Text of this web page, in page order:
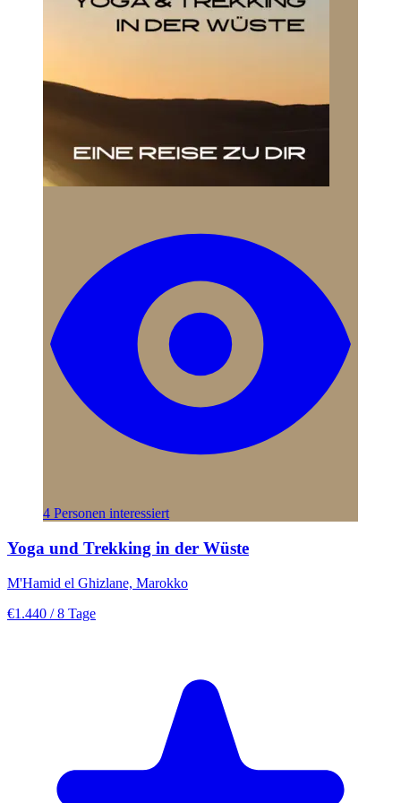
4 Personen interessiert
Yoga und Trekking in der Wüste
M'Hamid el Ghizlane, Marokko
€1.440 / 8 Tage